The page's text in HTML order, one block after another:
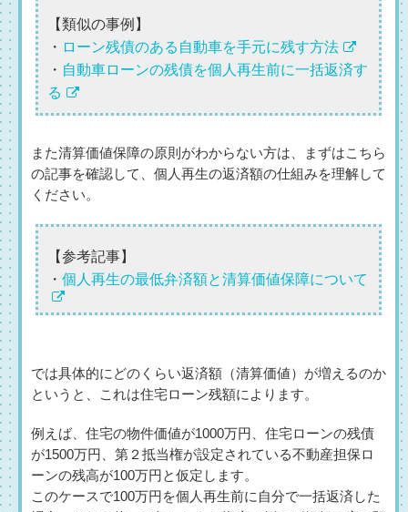
【類似の事例】
・ ローン残債のある自動車を手元に残す方法
・ 自動車ローンの残債を個人再生前に一括返済す
る
また清算価値保障の原則がわからない方は、まずはこちら
の記事を確認して、個人再生の返済額の仕組みを理解して
ください。
【参考記事】
・ 個人再生の最低弁済額と清算価値保障について
では具体的にどのくらい返済額（清算価値）が増えるのか
というと、これは住宅ローン残額によります。
例えば、住宅の物件価値が1000万円、住宅ローンの残債
が1500万円、第２抵当権が設定されている不動産担保ロ
ーンの残高が100万円と仮定します。
このケースで100万円を個人再生前に自分で一括返済した